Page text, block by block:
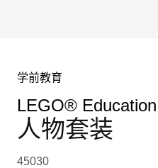
学前教育
LEGO® Education
人物套装
45030